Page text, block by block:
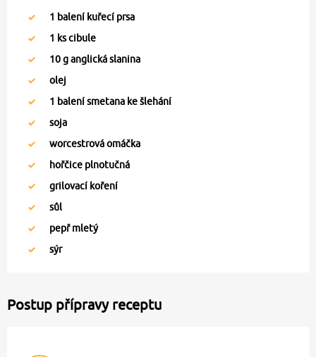
1 balení kuřecí prsa
1 ks cibule
10g anglická slanina
olej
1 balení smetana ke šlehání
soja
worcestrová omáčka
hořčice plnotučná
grilovací koření
sůl
pepř mletý
sýr
Postup přípravy receptu